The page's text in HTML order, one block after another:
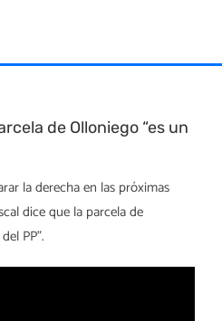
de Olloniego “es un
la derecha en las próximas
dice que la parcela de
PP”.